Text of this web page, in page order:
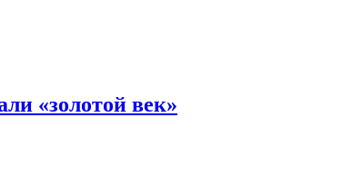
«золотой век»